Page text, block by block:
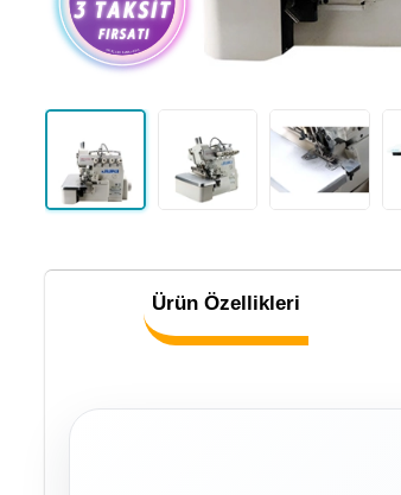
Ürün Özellikleri